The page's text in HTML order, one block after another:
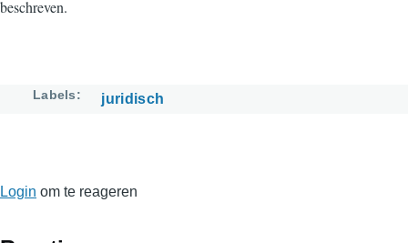
beschreven.
Labels juridisch
Login om te reageren